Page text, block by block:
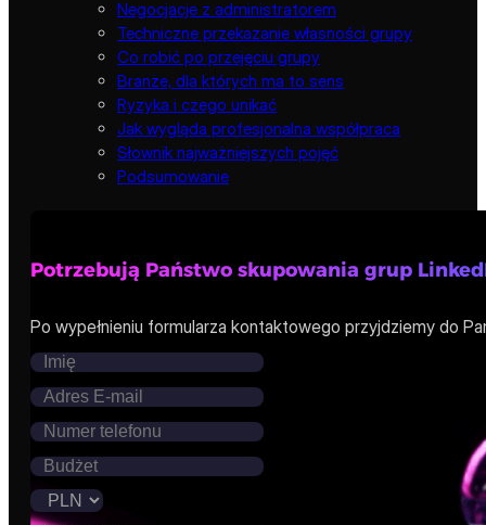
Negocjacje z administratorem
Techniczne przekazanie własności grupy
Co robić po przejęciu grupy
Branże, dla których ma to sens
Ryzyka i czego unikać
Jak wygląda profesjonalna współpraca
Słownik najważniejszych pojęć
Podsumowanie
Potrzebują Państwo skupowania grup
Po wypełnieniu formularza kontaktowego przyjdziemy do